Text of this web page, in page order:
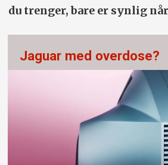
du trenger, bare er synlig
Jaguar med overdose?